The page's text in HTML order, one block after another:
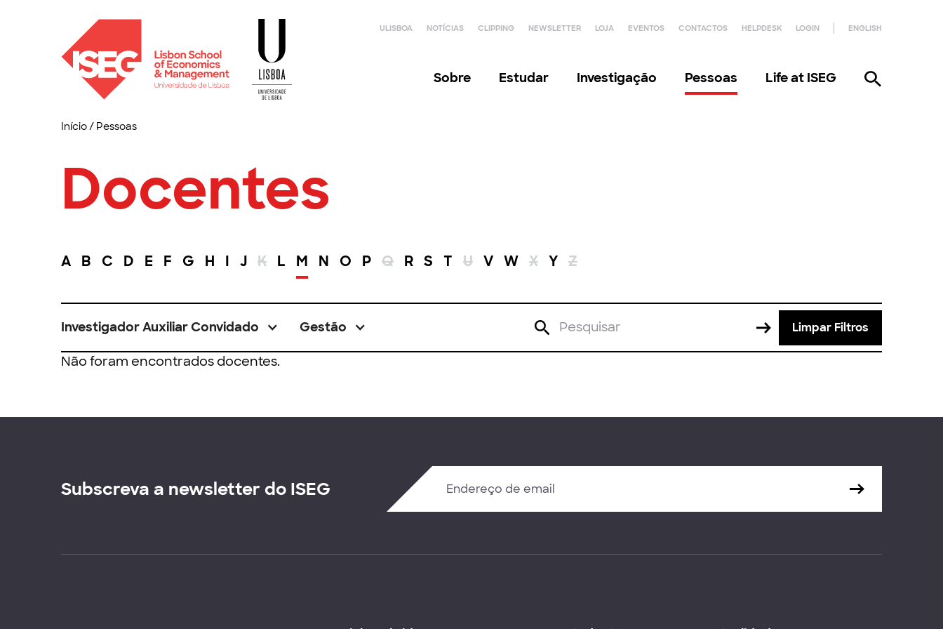
ULISBOA NOTÍCIAS CLIPPING NEWSLETTER LOJA EVENTOS CONTACTOS HELPDESK LOGIN ENGLISH
Sobre Estudar Investigação Pessoas Life at ISEG
Início/ Pessoas
Docentes
A B C D E F G H I J K L M N O P Q R S T U V W X Y Z
Investigador Auxiliar Convidado Gestão Limpar Filtros
Não foram encontrados docentes.
Subscreva a newsletter do ISEG